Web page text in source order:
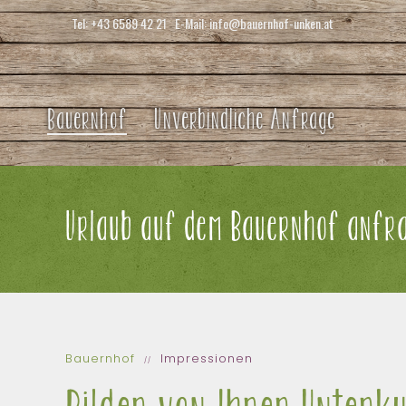
Tel:+43 6589 42 21E-Mail:info@bauernhof-unken.at
Bauernhof Unverbindliche Anfrage
Urlaub auf dem Bauernhof
Bauernhof Impressionen